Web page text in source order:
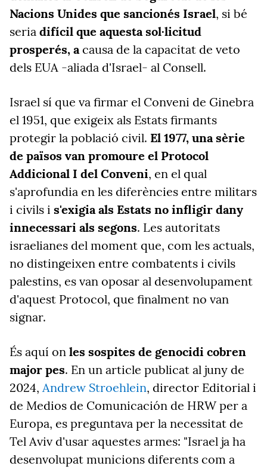
Nacions Unides que sancionés Israel, si bé
seria difícil que aquesta sol·licitud
prosperés, acausa de la capacitat de veto
dels EUA -aliada d'Israel- al Consell.
Israel sí que va firmar el Conveni de Ginebra
el 1951, que exigeix als Estats firmants
protegir la població civil. El 1977, una sèrie
de països van promoure el Protocol
Addicional I del Conveni, en el qual
s'aprofundia en les diferències entre militars
i civils i s'exigia als Estats no infligir dany
innecessari als segons. Les autoritats
israelianes del moment que, com les actuals,
no distingeixen entre combatents i civils
palestins, es van oposar al desenvolupament
d'aquest Protocol, que finalment no van
signar.
És aquí on les sospites de genocidi cobren
major pes. En un article publicat al juny de
2024, Andrew Stroehlein, director Editorial i
de Medios de Comunicación de HRW per a
Europa, es preguntava per la necessitat de
Tel Aviv d'usar aquestes armes: "Israel ja ha
desenvolupat municions diferents com a